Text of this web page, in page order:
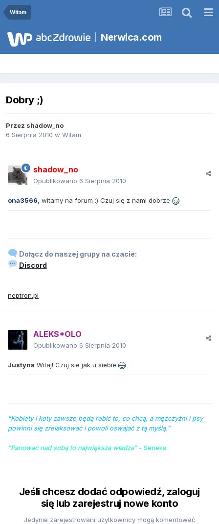
Witam
Nerwica.com
Dobry ;)
Przez shadow_no
6 Sierpnia 2010 w Witam
shadow_no
Opublikowano 6 Sierpnia 2010
ona3566, witamy na forum :) Czuj się z nami dobrze
Dołącz do naszej grupy na czacie:
Discord
neptron.pl
ALEKS*OLO
Opublikowano 6 Sierpnia 2010
Justyna Witaj! Czuj sie jak u siebie
"Kobiety i koty zawsze będą robić to, co chcą, a mężczyźni i psy
powinni się zrelaksować i powoli oswajać z tą myślą."
"Panować nad sobą to największa władza"- Seneka
Jeśli chcesz dodać odpowiedź, zaloguj
się lub zarejestruj nowe konto
Jedynie zarejestrowani użytkownicy mogą komentować